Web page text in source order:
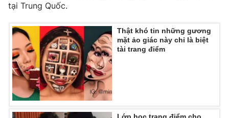
VTV4
VTV9 VTV8
Liên hệ tòa soạn English
tại Trung Quốc.
Thật khó tin những gương
mặt ảo giác này chỉ là biệt
tài trang điểm